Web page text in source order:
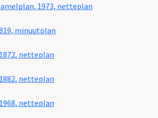
1973, netteplan
minuutplan
netteplan
netteplan
netteplan